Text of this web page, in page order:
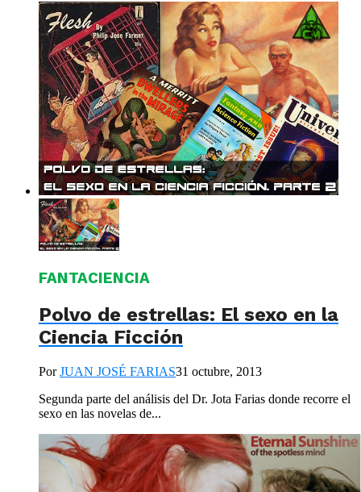
FANTACIENCIA
Polvo de estrellas: El sexo en la
Ciencia Ficción
PorJUAN JOSÉ FARIAS31 octubre, 2013
Segunda parte del análisis del Dr. Jota Farias donde recorre el
sexo en las novelas de...